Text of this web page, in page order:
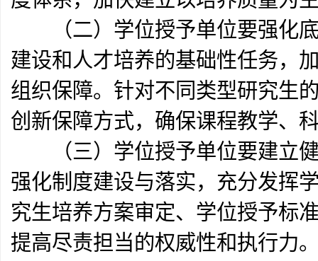
（二）学位授予单位要强化底
建设和人才培养的基础性任务，
组织保障。针对不同类型研究生
创新保障方式，确保课程教学、
（三）学位授予单位要建立健
强化制度建设与落实，充分发挥
究生培养方案审定、学位授予标
提高尽责担当的权威性和执行力